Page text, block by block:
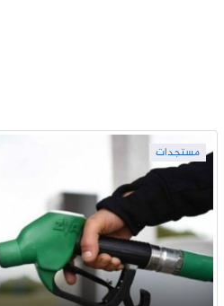
مستجدات